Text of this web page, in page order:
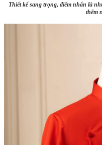
Thiết kế sang trọng, điểm nhấn là
thêm